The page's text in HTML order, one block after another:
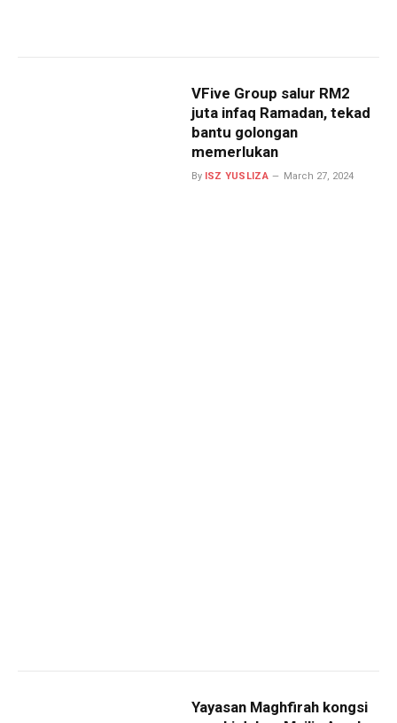
VFive Group salur RM2
juta infaq Ramadan, tekad
bantu golongan
memerlukan
By ISZ YUSLIZA March 27, 2024
Yayasan Maghfirah kongsi